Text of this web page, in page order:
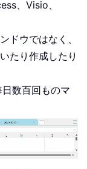
、Visio、
ドウではなく、
たり作成したり
数百回ものマ